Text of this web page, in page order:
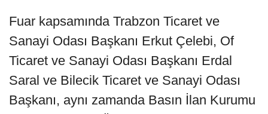
Fuar kapsamında Trabzon Ticaret ve
Sanayi Odası Başkanı Erkut Çelebi, Of
Ticaret ve Sanayi Odası Başkanı Erdal
Saral ve Bilecik Ticaret ve Sanayi Odası
Başkanı, aynı zamanda Basın İlan Kurumu